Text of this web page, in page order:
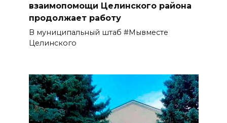
взаимопомощи Целинского района
продолжает работу
В муниципальный штаб #Мывместе
Целинского